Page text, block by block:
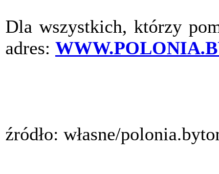
Dla wszystkich, którzy
adres:
źródło: własne/